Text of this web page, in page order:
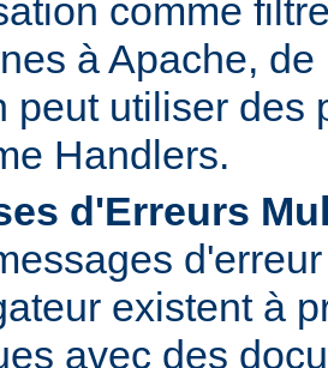
comme
à Apache,
peut utiliser des
Handlers.
d'Erreurs
existent à
avec des